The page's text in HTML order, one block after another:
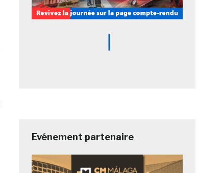
Evénement partenaire